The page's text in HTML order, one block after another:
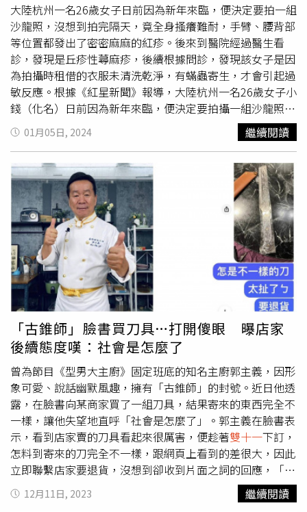
大陸杭州一名26歲女子日前因為新年來臨，便決定要拍一組
沙龍照，沒想到拍完隔天，竟全身搔癢難耐，手臂、腰背部
等位置都發出了密密麻麻的紅疹。後來到醫院經過醫生看
診，發現是丘疹性蕁麻疹，後續根據問診，發現該女子是因
為拍攝時租借的衣服未清洗乾淨，有蟎蟲寄生，才會引起過
敏反應。根據《紅星新聞》報導，大陸杭州一名26歲女子小
錢（化名）日前因為新年來臨，便決定要拍攝一組沙龍照。
沒想到當她拍攝完照片後，身上全身搔癢難耐，手臂、腰背
部等位置都布滿了密密麻麻的紅疹，便立即到杭州市第一人
民醫院皮膚性病科看診。經過卜璋醫師看診後，發現小錢身
上的紅疹央有針尖大小的水皰，判斷她可能得了丘疹性蕁麻
疹，又稱「蟲咬皮膚炎」。是一種皮膚科常見的疾病，大多
時候是蟎蟲、蠓蟲、跳蚤等昆蟲叮咬所致。後來經過問診才
發現，原來年前小錢拍攝沙龍照時，有穿上向攝影棚租借的
漢服。於是卜璋醫師認為，她身上的皮疹，很有可能就是被
沒有消毒過的漢服上的蟎蟲叮咬，引發過敏反應。最後卜璋
醫師也透露，他在雙十一時，也接到幾個類似的病例，都是
租借了外面的衣服引發。於是他呼籲大家如果要租借外面的
衣服，盡量選擇消毒到位的正規商家。另外，衣服最好不要
貼身穿著，以防過敏，一旦發生丘疹性蕁麻疹，及時就診治
療，盡量忍住不要用力抓撓，不然可能會導致皮膚破損感
染、色素沉著，加重病情。
01月05日, 2024 繼續閱讀
「古錐師」臉書買刀具…打開傻眼 曝店家
後續態度嘆：社會是怎麼了
曾為節目《型男大主廚》固定班底的知名主廚郭主義，因形
象可愛、說話幽默風趣，擁有「古錐師」的封號。近日他透
露，在臉書向某商家買了一組刀具，結果寄來的東西完全不
一樣，讓他失望地直呼「社會是怎麼了」。郭主義在臉書表
示，看到店家賣的刀具看起來很厲害，便趁著雙十一下訂，
怎料到寄來的刀完全不一樣，跟網頁上看到的差很大，因此
立即聯繫店家要退貨，沒想到卻收到片面之詞的回應，「說
什麼要再重寄一支原品來，說什麼已寄出了，經過那麼久完
全沒有收到貨品，到現在完全置之不理。」郭主義嘆，「這
12月11日, 2023 繼續閱讀